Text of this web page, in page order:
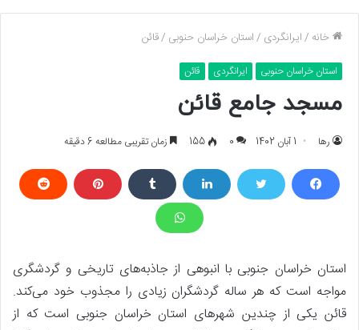
خانه /ایرانگردی /استان خراسان حنوبی /قائن
استان خراسان حنوبی ایرانگردی قائن
مسجد جامع قائن
رها 1 آبان 1402 0
155 زمان تقریبی مطالعه 6 دقیقه
استان خراسان جنوبی با انبوهی از جاذبه‌های تاریخی و گردشگری
مواجه است که هر ساله گردشگران زیادی را مجذوب خود می‌کند.
قائن یکی از چندین شهرهای استان خراسان جنوبی است که از